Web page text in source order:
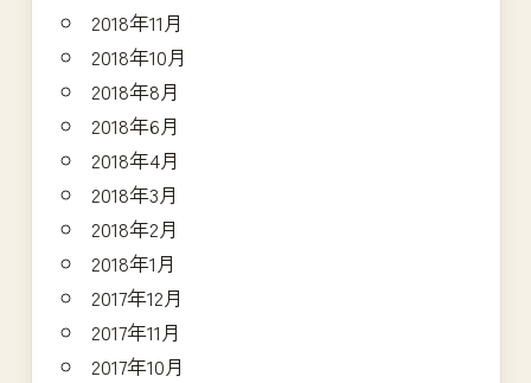
2018年11月
2018年10月
2018年8月
2018年6月
2018年4月
2018年3月
2018年2月
2018年1月
2017年12月
2017年11月
2017年10月